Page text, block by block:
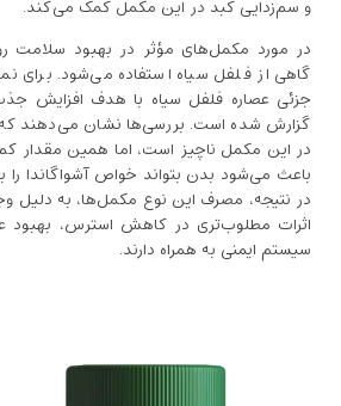
و سم‌زدایی کبد در این مکمل کمک می‌کند.
در مورد مکمل‌های مؤثر در بهبود سلامت
گاهی از فلفل سیاه استفاده می‌شود. برای
جزئی عصاره فلفل سیاه با هدف افزایش
گزارش شده است. بررسی‌ها نشان می‌دهند که
در این مکمل ناچیز است، اما همین مقدار
باعث می‌شود بدن بتواند خواص آشواگاندا را
در نتیجه، مصرف این نوع مکمل‌ها، به‌ دلیل
اثرات مطلوب‌تری در کاهش استرس، بهبود
سیستم ایمنی به همراه دارند.